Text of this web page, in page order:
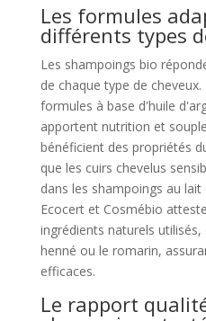
Les formules
différents types
Les shampoings bio
de chaque type de
formules à base d'huile
apportent nutrition et
bénéficient des propriétés
que les cuirs chevelus
dans les shampoings au
Ecocert et Cosmébio
ingrédients naturels
henné ou le romarin,
efficaces.
Le rapport